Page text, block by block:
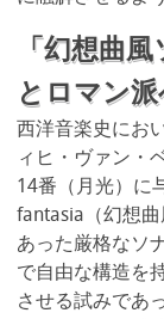
「幻想曲
とロマン
西洋音楽史にお
ィヒ・ヴァン・
14番（月光）に
fantasia（幻想
あった厳格なソ
で自由な構造を
させる試みであ